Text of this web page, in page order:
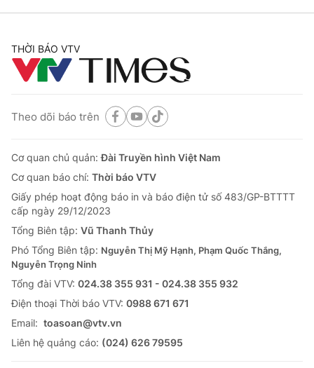
Liên hệ tòa soạn
THỜI BÁO VTV
Theo dõi báo trên
Cơ quan chủ quản:Đài Truyền hình Việt Nam
Cơ quan báo chí:Thời báo VTV
Giấy phép hoạt động báo in và báo điện tử số 483/GP-BTTTT
cấp ngày 29/12/2023
Tổng Biên tập: Vũ Thanh Thủy
Phó Tổng Biên tập:Nguyễn Thị Mỹ Hạnh, Phạm Quốc Thắng,
Nguyễn Trọng Ninh
THỜI BÁO VTV
Theo dõi báo trên
Cơ quan chủ quản:Đài Truyền hình Việt Nam
Cơ quan báo chí: Thời báo VTV
Giấy phép hoạt động báo in và báo điện tử số 483/GP-BTTTT
cấp ngày 29/12/2023
Tổng Biên tập: Vũ Thanh Thủy
Phó Tổng Biên tập: Nguyễn Thị Mỹ Hạnh, Phạm Quốc Thắng,
Nguyễn Trọng Ninh
Tổng đài VTV: 024.38 355 931 - 024.38 355 932
Ðiện thoại Thời báo VTV: 0988 671 671
Email: toasoan@vtv.vn
Liên hệ quảng cáo: (024) 626 79595